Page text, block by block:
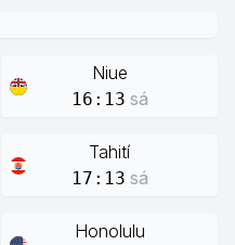
Niue
16:13 sá
Tahití
17:13 sá
Honolulu